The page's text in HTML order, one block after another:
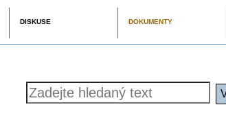
DISKUSE DOKUMENTY